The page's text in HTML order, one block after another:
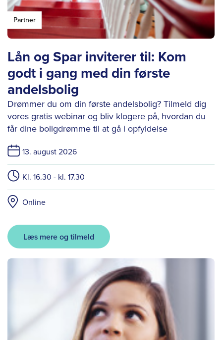
Partner
Lån og Spar inviterer til: Kom
godt i gang med din første
andelsbolig
Drømmer du om din første andelsbolig? Tilmeld dig
vores gratis webinar og bliv klogere på, hvordan du
får dine boligdrømme til at gå i opfyldelse
13. august 2026
Kl. 16.30 - kl. 17.30
Online
Læs mere og tilmeld